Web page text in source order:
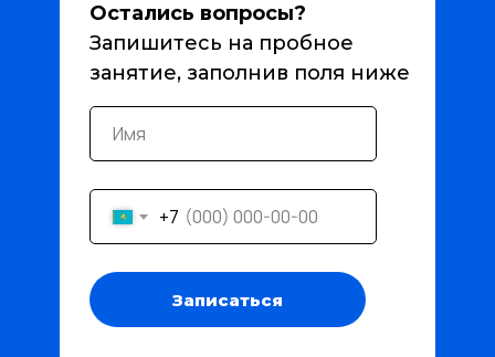
+7
Записаться
Остались вопросы?
Запишитесь на пробное
занятие, заполнив поля ниже